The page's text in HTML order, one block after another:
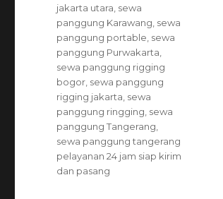
jakarta utara sewa
panggung Karawang sewa
panggung portable sewa
panggung Purwakarta
sewa panggung rigging
bogor sewa panggung
rigging jakarta sewa
panggung ringging sewa
panggung Tangerang
sewa panggung tangerang
pelayanan 24 jam siap kirim
dan pasang